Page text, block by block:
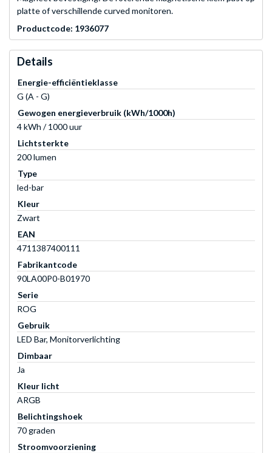
platte of verschillende curved monitoren.
Productcode: 1936077
Details
Energie-efficiëntieklasse
G (A - G)
Gewogen energieverbruik (kWh/1000h)
4 kWh / 1000 uur
Lichtsterkte
200 lumen
Type
led-bar
Kleur
Zwart
EAN
4711387400111
Fabrikantcode
90LA00P0-B01970
Serie
ROG
Gebruik
LED Bar, Monitorverlichting
Dimbaar
Ja
Kleur licht
ARGB
Belichtingshoek
70 graden
Stroomvoorziening